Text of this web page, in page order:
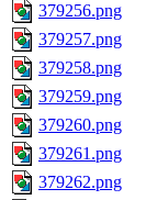
379256.png
379257.png
379258.png
379259.png
379260.png
379261.png
379262.png